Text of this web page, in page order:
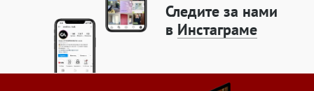
Следите за нами
в Инстаграме